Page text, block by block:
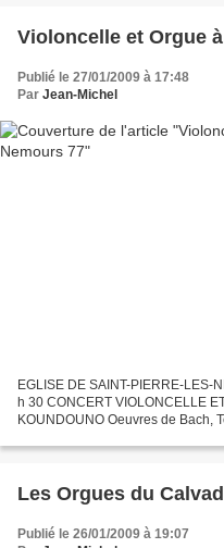
Violoncelle et Orgue
Publié le 27/01/2009 à 17:48
Par Jean-Michel
EGLISE DE SAINT-PIERRE-LES-
h 30 CONCERT VIOLONCELLE
KOUNDOUNO Oeuvres de Bach,
Les Orgues du
Publié le 26/01/2009 à 19:07